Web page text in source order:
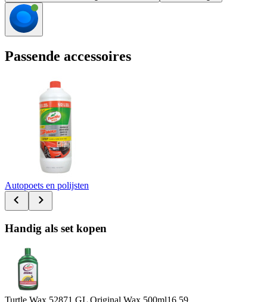
Passende accessoires
Autopoets en polijsten
Handig als set kopen